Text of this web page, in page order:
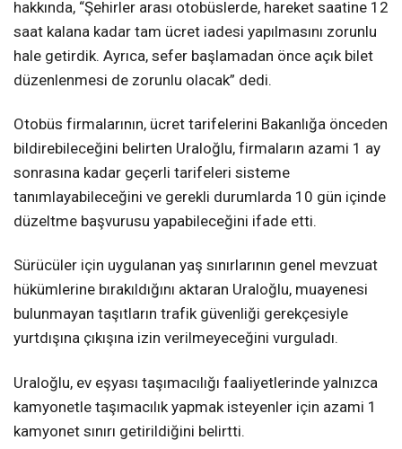
hakkında, “Şehirler arası otobüslerde, hareket saatine 12
saat kalana kadar tam ücret iadesi yapılmasını zorunlu
hale getirdik. Ayrıca, sefer başlamadan önce açık bilet
düzenlenmesi de zorunlu olacak” dedi.
Otobüs firmalarının, ücret tarifelerini Bakanlığa önceden
bildirebileceğini belirten Uraloğlu, firmaların azami 1 ay
sonrasına kadar geçerli tarifeleri sisteme
tanımlayabileceğini ve gerekli durumlarda 10 gün içinde
düzeltme başvurusu yapabileceğini ifade etti.
Sürücüler için uygulanan yaş sınırlarının genel mevzuat
hükümlerine bırakıldığını aktaran Uraloğlu, muayenesi
bulunmayan taşıtların trafik güvenliği gerekçesiyle
yurtdışına çıkışına izin verilmeyeceğini vurguladı.
Uraloğlu, ev eşyası taşımacılığı faaliyetlerinde yalnızca
kamyonetle taşımacılık yapmak isteyenler için azami 1
kamyonet sınırı getirildiğini belirtti.